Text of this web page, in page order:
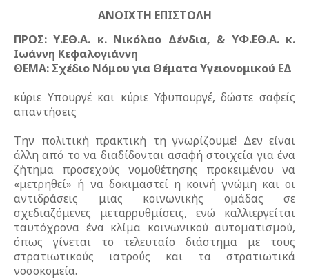
ΑΝΟΙΧΤΗ ΕΠΙΣΤΟΛΗ
ΠΡΟΣ: Υ.ΕΘ.Α. κ. Νικόλαο Δένδια, & ΥΦ.ΕΘ.Α. κ.
Ιωάννη Κεφαλογιάννη
ΘΕΜΑ: Σχέδιο Νόμου για Θέματα Υγειονομικού ΕΔ
κύριε Υπουργέ και κύριε Υφυπουργέ, δώστε σαφείς
απαντήσεις
Την πολιτική πρακτική τη γνωρίζουμε! Δεν είναι
άλλη από το να διαδίδονται ασαφή στοιχεία για ένα
ζήτημα προσεχούς νομοθέτησης προκειμένου να
«μετρηθεί» ή να δοκιμαστεί η κοινή γνώμη και οι
αντιδράσεις μιας κοινωνικής ομάδας σε
σχεδιαζόμενες μεταρρυθμίσεις, ενώ καλλιεργείται
ταυτόχρονα ένα κλίμα κοινωνικού αυτοματισμού,
όπως γίνεται το τελευταίο διάστημα με τους
στρατιωτικούς ιατρούς και τα στρατιωτικά
νοσοκομεία.